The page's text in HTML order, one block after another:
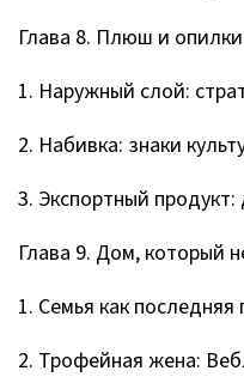
Глава 8. Плюш и опилки
1. Наружный слой:
2. Набивка: знаки
3. Экспортный
Глава 9. Дом, который
1. Семья как последняя
2. Трофейная жена: